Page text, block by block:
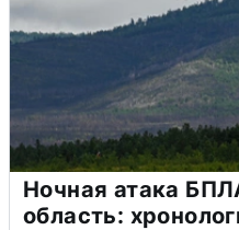
Ночная атака
область: